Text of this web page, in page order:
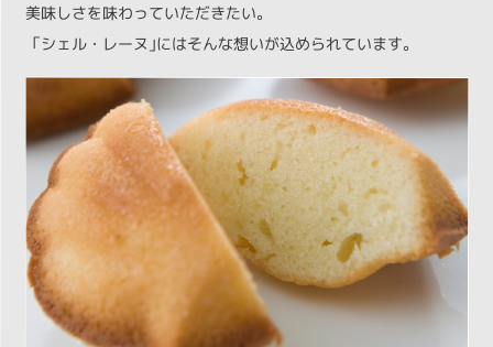
美味しさを味わっていただきたい。
「シェル・レーヌ｣にはそんな想いが込められています。